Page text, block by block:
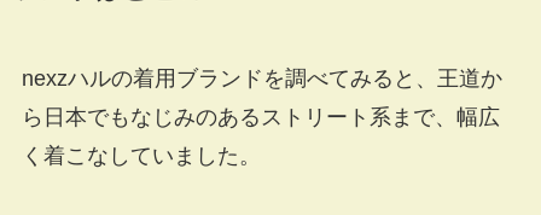
nexzハルの着用ブランドを調べてみると、王道か
ら日本でもなじみのあるストリート系まで、幅広
く着こなしていました。